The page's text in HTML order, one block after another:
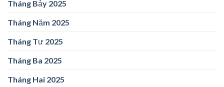
Tháng Bảy 2025
Tháng Năm 2025
Tháng Tư 2025
Tháng Ba 2025
Tháng Hai 2025